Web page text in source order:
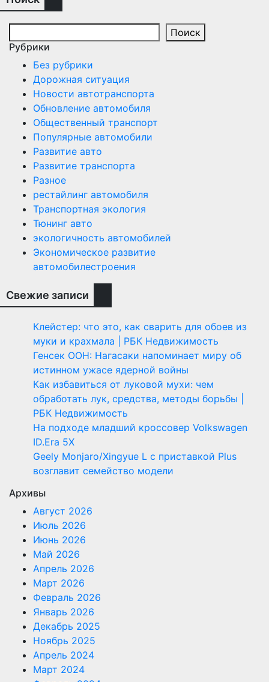
Поиск
Рубрики
Без рубрики
Дорожная ситуация
Новости автотранспорта
Обновление автомобиля
Общественный транспорт
Популярные автомобили
Развитие авто
Развитие транспорта
Разное
рестайлинг автомобиля
Транспортная экология
Тюнинг авто
экологичность автомобилей
Экономическое развитие
автомобилестроения
Свежие записи
Клейстер: что это, как сварить для обоев из
муки и крахмала | РБК Недвижимость
Генсек ООН: Нагасаки напоминает миру об
истинном ужасе ядерной войны
Как избавиться от луковой мухи: чем
обработать лук, средства, методы борьбы |
РБК Недвижимость
На подходе младший кроссовер Volkswagen
ID.Era 5X
Geely Monjaro/Xingyue L с приставкой Plus
возглавит семейство модели
Архивы
Август 2026
Июль 2026
Июнь 2026
Май 2026
Апрель 2026
Март 2026
Февраль 2026
Январь 2026
Декабрь 2025
Ноябрь 2025
Апрель 2024
Март 2024